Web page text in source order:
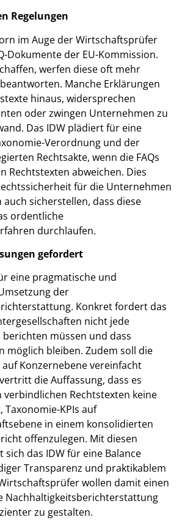
Regelungen
im Auge der Wirtschaftsprüfer
Dokumente der EU-Kommission.
werfen diese oft mehr
Manche Erklärungen
hinaus, widersprechen
oder zwingen Unternehmen zu
Das IDW plädiert für eine
Verordnung und der
Rechtsakte, wenn die FAQs
Rechtstexten abweichen. Dies
für die Unternehmen
sicherstellen, dass diese
ordentliche
durchlaufen.
gefordert
eine pragmatische und
der
Konkret fordert das
nicht jede
berichten müssen und dass
möglich bleiben. Zudem soll die
Konzernebene vereinfacht
die Auffassung, dass es
verbindlichen Rechtstexten keine
KPIs auf
in einem konsolidierten
offenzulegen. Mit diesen
sich das IDW für eine Balance
Transparenz und praktikablem
wollen damit einen
Nachhaltigkeitsberichterstattung
zu gestalten.